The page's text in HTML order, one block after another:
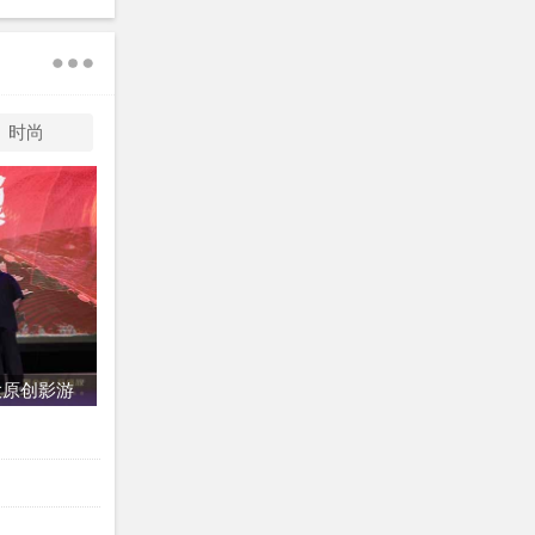
团队成员
时尚
创影游